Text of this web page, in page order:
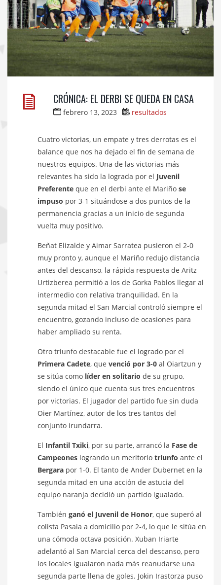
CRÓNICA: EL DERBI SE QUEDA EN CASA
febrero 13, 2023 resultados
Cuatro victorias, un empate y tres derrotas es el
balance que nos ha dejado el fin de semana de
nuestros equipos. Una de las victorias más
relevantes ha sido la lograda por el Juvenil
Preferente que en el derbi ante el Mariño se
impuso por 3-1 situándose a dos puntos de la
permanencia gracias a un inicio de segunda
vuelta muy positivo.
Beñat Elizalde y Aimar Sarratea pusieron el 2-0
muy pronto y, aunque el Mariño redujo distancia
antes del descanso, la rápida respuesta de Aritz
Urtizberea permitió a los de Gorka Pablos llegar al
intermedio con relativa tranquilidad. En la
segunda mitad el San Marcial controló siempre el
encuentro, gozando incluso de ocasiones para
haber ampliado su renta.
Otro triunfo destacable fue el logrado por el
Primera Cadete, que venció por 3-0 al Oiartzun y
se sitúa como líder en solitario de su grupo,
siendo el único que cuenta sus tres encuentros
por victorias. El jugador del partido fue sin duda
Oier Martínez, autor de los tres tantos del
conjunto irundarra.
El Infantil Txiki, por su parte, arrancó la Fase de
Campeones logrando un meritorio triunfo ante el
Bergara por 1-0. El tanto de Ander Dubernet en la
segunda mitad en una acción de astucia del
equipo naranja decidió un partido igualado.
También ganó el Juvenil de Honor, que superó al
colista Pasaia a domicilio por 2-4, lo que le sitúa en
una cómoda octava posición. Xuban Iriarte
adelantó al San Marcial cerca del descanso, pero
los locales igualaron nada más reanudarse una
segunda parte llena de goles. Jokin Irastorza puso